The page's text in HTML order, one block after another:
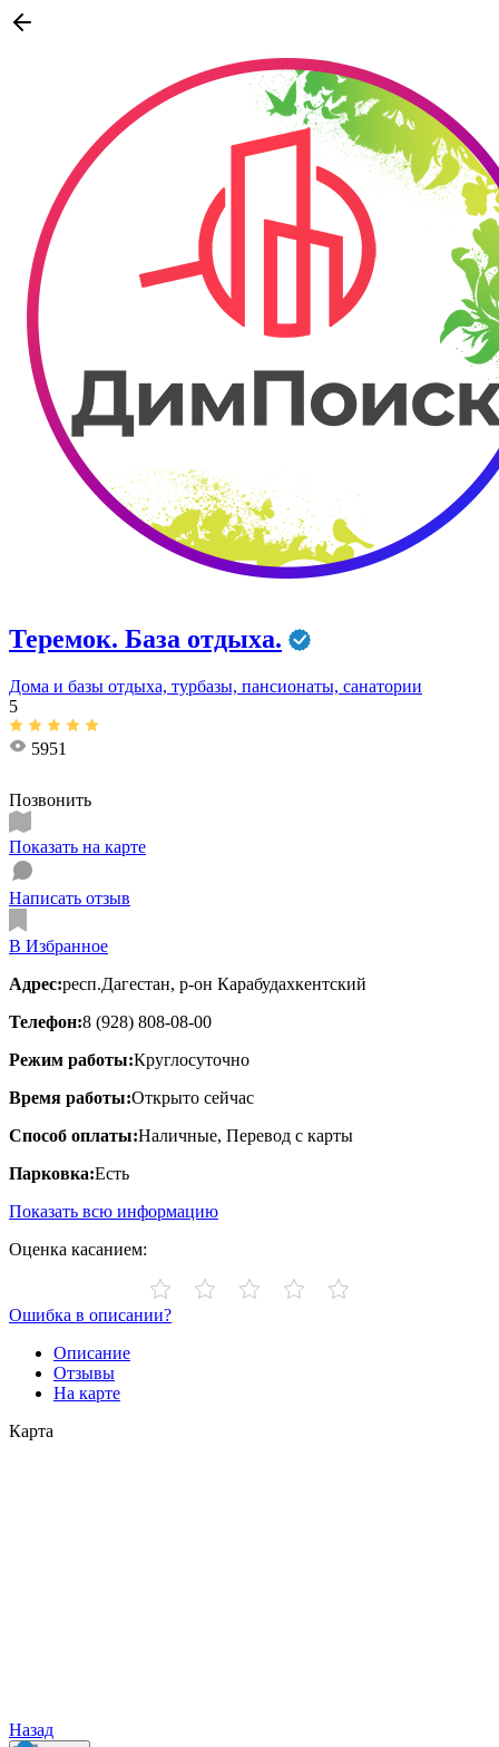
Теремок. База отдыха.
Дома и базы отдыха, турбазы, пансионаты, санатории
5
5951
Позвонить
Показать на карте
Написать отзыв
В Избранное
Адрес:респ.Дагестан, р-он Карабудахкентский
Телефон:8 (928) 808-08-00
Режим работы:Круглосуточно
Время работы:Открыто сейчас
Способ оплаты:Наличные, Перевод с карты
Парковка:Есть
Показать всю информацию
Оценка касанием:
Ошибка в описании?
Описание
Отзывы
На карте
Карта
Назад